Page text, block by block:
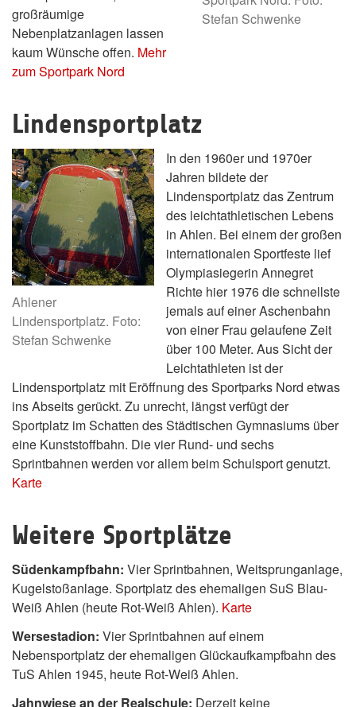
Stefan Schwenke
großräumige
Nebenplatzanlagen lassen
kaum Wünsche offen. Mehr
zum Sportpark Nord
Lindensportplatz
Ahlener
Lindensportplatz. Foto:
Stefan Schwenke
In den 1960er und 1970er
Jahren bildete der
Lindensportplatz das Zentrum
des leichtathletischen Lebens
in Ahlen. Bei einem der großen
internationalen Sportfeste lief
Olympiasiegerin Annegret
Richte hier 1976 die schnellste
jemals auf einer Aschenbahn
von einer Frau gelaufene Zeit
über 100 Meter. Aus Sicht der
Leichtathleten ist der
Lindensportplatz mit Eröffnung des Sportparks Nord etwas
ins Abseits gerückt. Zu unrecht, längst verfügt der
Sportplatz im Schatten des Städtischen Gymnasiums über
eine Kunststoffbahn. Die vier Rund- und sechs
Sprintbahnen werden vor allem beim Schulsport genutzt.
Karte
Weitere Sportplätze
Südenkampfbahn: Vier Sprintbahnen, Weitsprunganlage,
Kugelstoßanlage. Sportplatz des ehemaligen SuS Blau-
Weiß Ahlen (heute Rot-Weiß Ahlen). Karte
Wersestadion: Vier Sprintbahnen auf einem
Nebensportplatz der ehemaligen Glückaufkampfbahn des
TuS Ahlen 1945, heute Rot-Weiß Ahlen.
Jahnwiese an der Realschule: Derzeit keine